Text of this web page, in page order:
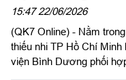
15:47 22/06/2026
(QK7 Online) - Nằm
thiếu nhi TP Hồ Chí Minh
viện Bình Dương phối